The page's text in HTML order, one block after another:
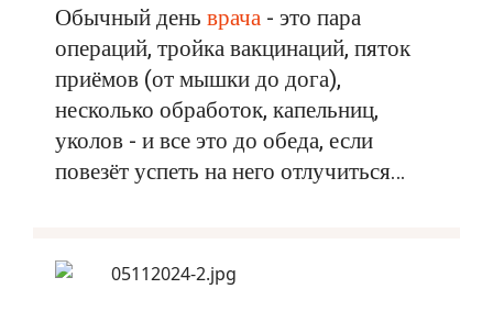
Обычный деньврача- это пара
операций, тройка вакцинаций, пяток
приёмов (от мышки до дога),
несколько обработок, капельниц,
уколов - и все это до обеда, если
повезёт успеть на него отлучиться…